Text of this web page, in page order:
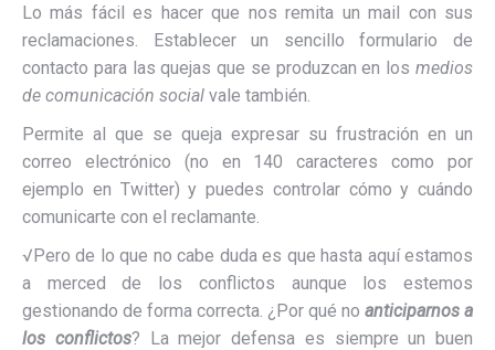
Lo más fácil es hacer que nos remita un mail con sus
reclamaciones. Establecer un sencillo formulario de
contacto para las quejas que se produzcan en los medios
de comunicación social vale también.
Permite al que se queja expresar su frustración en un
correo electrónico (no en 140 caracteres como por
ejemplo en Twitter) y puedes controlar cómo y cuándo
comunicarte con el reclamante.
√Pero de lo que no cabe duda es que hasta aquí estamos
a merced de los conflictos aunque los estemos
gestionando de forma correcta. ¿Por qué no anticiparnos a
los conflictos? La mejor defensa es siempre un buen